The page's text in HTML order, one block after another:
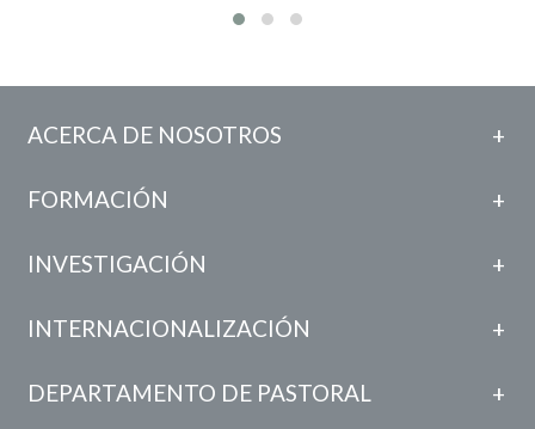
ACERCA DE NOSOTROS
FORMACIÓN
INVESTIGACIÓN
INTERNACIONALIZACIÓN
DEPARTAMENTO DE PASTORAL